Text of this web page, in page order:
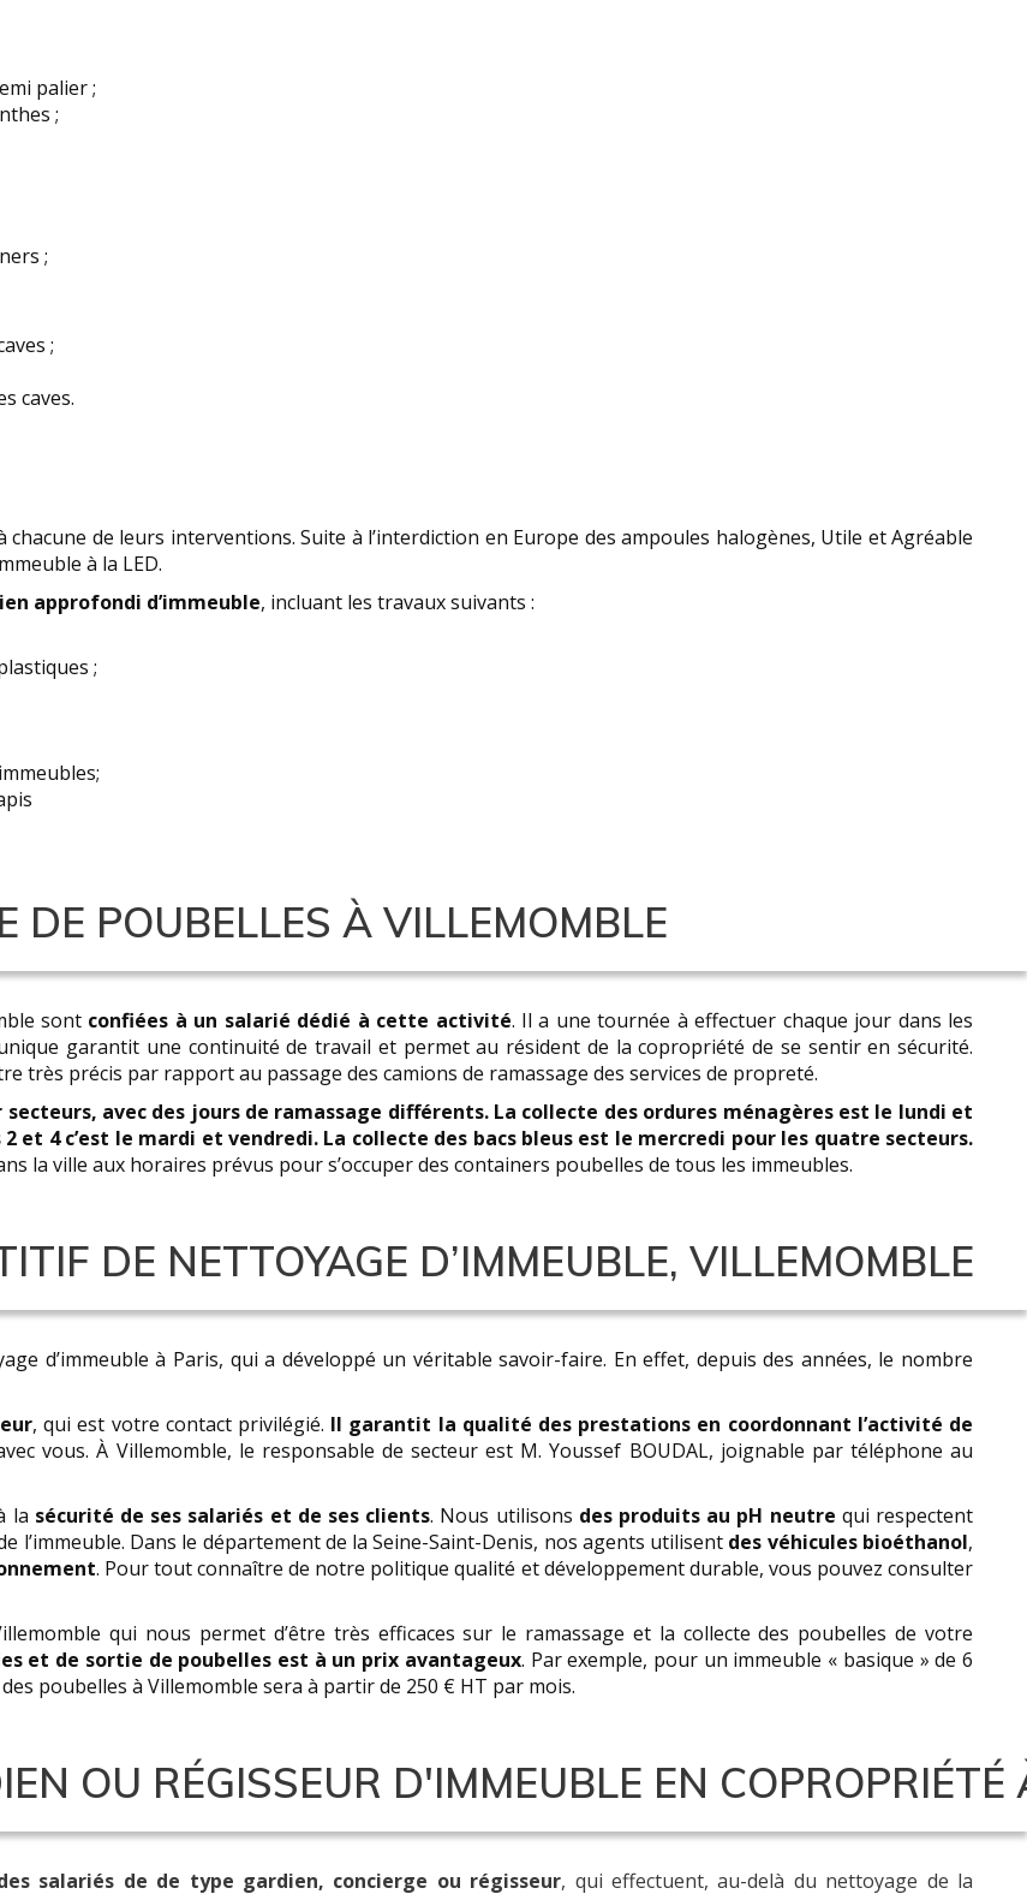
palier ;
;
;
;
caves.
chacune de leurs interventions. Suite à l’interdiction en Europe des ampoules halogènes, Utile et Agréable
à la LED.
approfondi d’immeuble, incluant les travaux suivants :
;
DE POUBELLES À VILLEMOMBLE
sont confiées à un salarié dédié à cette activité. Il a une tournée à effectuer chaque jour dans les
garantit une continuité de travail et permet au résident de la copropriété de se sentir en sécurité.
très précis par rapport au passage des camions de ramassage des services de propreté.
avec des jours de ramassage différents. La collecte des ordures ménagères est le lundi et
et 4 c’est le mardi et vendredi. La collecte des bacs bleus est le mercredi pour les quatre secteurs.
la ville aux horaires prévus pour s’occuper des containers poubelles de tous les immeubles.
DE NETTOYAGE D’IMMEUBLE, VILLEMOMBLE
d’immeuble à Paris, qui a développé un véritable savoir-faire. En effet, depuis des années, le nombre
, qui est votre contact privilégié. Il garantit la qualité des prestations en coordonnant l’activité de
vous. À Villemomble, le responsable de secteur est M. Youssef BOUDAL, joignable par téléphone au
la sécurité de ses salariés et de ses clients. Nous utilisons des produits au pH neutre qui respectent
l’immeuble. Dans le département de la Seine-Saint-Denis, nos agents utilisent des véhicules bioéthanol,
. Pour tout connaître de notre politique qualité et développement durable, vous pouvez consulter
qui nous permet d’être très efficaces sur le ramassage et la collecte des poubelles de votre
et de sortie de poubelles est à un prix avantageux. Par exemple, pour un immeuble « basique » de 6
poubelles à Villemomble sera à partir de 250 € HT par mois.
OU RÉGISSEUR D'IMMEUBLE EN
salariés de de type gardien, concierge ou régisseur, qui effectuent, au-delà du nettoyage de la